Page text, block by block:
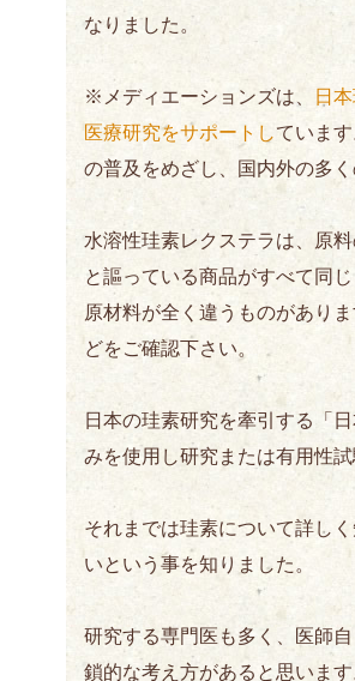
なりました。
※メディエーションズは、
日
医療研究をサポートしていま
の普及をめざし、国内外の多
水溶性珪素レクステラは、原
と謳っている商品がすべて同
原材料が全く違うものがあり
どをご確認下さい。
日本の珪素研究を牽引する「
みを使用し研究または有用性
それまでは珪素について詳し
いという事を知りました。
研究する専門医も多く、医師
鎖的な考え方があると思いま